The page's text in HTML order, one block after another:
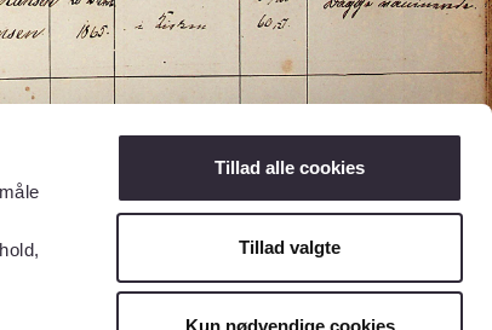
Tillad alle cookies
Tillad valgte
Kun nødvendige cookies